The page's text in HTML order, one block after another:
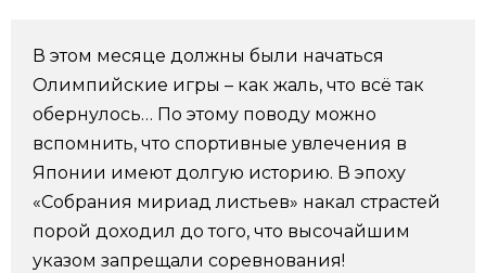
Блог
Политика
Экономика
Общество
Японский язык
Японский калейдоскоп
Семья
Еда и напитки
official SNS
В этом месяце должны были начаться
Олимпийские игры – как жаль, что всё так
обернулось… По этому поводу можно
вспомнить, что спортивные увлечения в
Японии имеют долгую историю. В эпоху
«Собрания мириад листьев» накал страстей
порой доходил до того, что высочайшим
указом запрещали соревнования!